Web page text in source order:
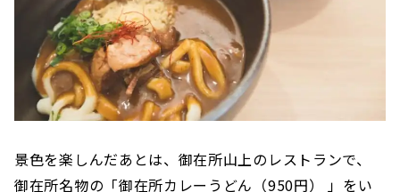
景色を楽しんだあとは、御在所山上のレストランで、
御在所名物の「御在所カレーうどん（950円） 」をい